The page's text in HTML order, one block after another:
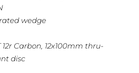
wedge
12r Carbon, 12x100mm thru-
disc